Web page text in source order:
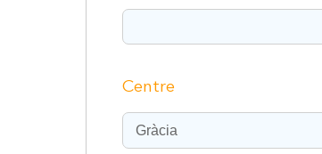
Centre